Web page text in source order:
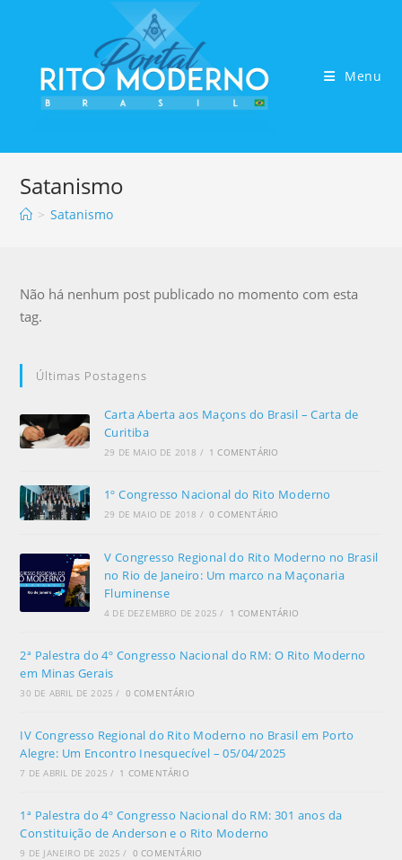
Menu
Satanismo
> Satanismo
Não há nenhum post publicado no momento com esta
tag.
Últimas Postagens
Carta Aberta aos Maçons do Brasil – Carta de
Curitiba
29 DE MAIO DE 2018 / 1 COMENTÁRIO
1º Congresso Nacional do Rito Moderno
29 DE MAIO DE 2018 / 0 COMENTÁRIO
V Congresso Regional do Rito Moderno no Brasil
no Rio de Janeiro: Um marco na Maçonaria
Fluminense
4 DE DEZEMBRO DE 2025 / 1 COMENTÁRIO
2ª Palestra do 4º Congresso Nacional do RM: O Rito Moderno
em Minas Gerais
30 DE ABRIL DE 2025 / 0 COMENTÁRIO
IV Congresso Regional do Rito Moderno no Brasil em Porto
Alegre: Um Encontro Inesquecível – 05/04/2025
7 DE ABRIL DE 2025 / 1 COMENTÁRIO
1ª Palestra do 4º Congresso Nacional do RM: 301 anos da
Constituição de Anderson e o Rito Moderno
9 DE JANEIRO DE 2025 / 0 COMENTÁRIO